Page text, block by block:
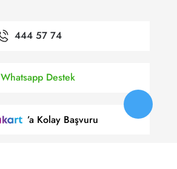
444 57 74
Whatsapp Destek
’a Kolay Başvuru